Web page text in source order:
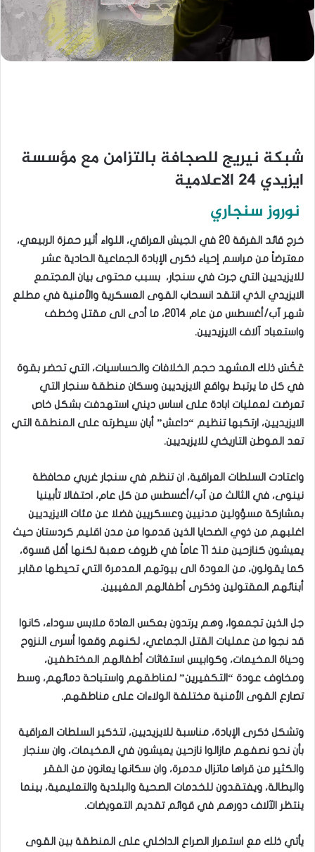
شبكة نيريج للصجافة بالتزامن مع مؤسسة
ايزيدي 24 الاعلامية
نوروز سنجاري
خرج قائد الفرقة 20 في الجيش العراقي، اللواء أثير حمزة الربيعي،
معترضاً من مراسم إحياء ذكرى الإبادة الجماعية الحادية عشر
للايزيديين التي جرت في سنجار، بسبب محتوى بيان المجتمع
الايزيدي الذي انتقد انسحاب القوى العسكرية والأمنية في مطلع
شهر آب/أغسطس من عام 2014، ما أدى الى مقتل وخطف
واستعباد آلاف الايزيديين.
عَكَسَ ذلك المشهد حجم الخلافات والحساسيات، التي تحضر بقوة
في كل ما يرتبط بواقع الايزيديين وسكان منطقة سنجار التي
تعرضت لعمليات ابادة على اساس ديني استهدفت بشكل خاص
الايزيديين، ارتكبها تنظيم “داعش” أبان سيطرته على المنطقة التي
تعد الموطن التاريخي للايزيديين.
واعتادت السلطات العراقية، ان تنظم في سنجار غربي محافظة
نينوى، في الثالث من آب/أغسطس من كل عام، احتفالا تأبينيا
بمشاركة مسؤولين مدنيين وعسكريين فضلا عن مئات الايزيديين
اغلبهم من ذوي الضحايا الذين قدموا من مدن اقليم كردستان حيث
يعيشون كنازحين منذ 11 عاماً في ظروف صعبة لكنها أقل قسوة،
كما يقولون، من العودة الى بيوتهم المدمرة التي تحيطها مقابر
أبنائهم المقتولين وذكرى أطفالهم المغيبين.
جل الذين تجمعوا، وهم يرتدون بعكس العادة ملابس سوداء، كانوا
قد نجوا من عمليات القتل الجماعي، لكنهم وقعوا أسرى النزوح
وحياة المخيمات، وكوابيس استغاثات أطفالهم المختطفين،
ومخاوف عودة “التكفيرين” لمناطقهم واستباحة دمائهم، وسط
تصارع القوى الأمنية مختلفة الولاءات على مناطقهم.
وتشكل ذكرى الإبادة، مناسبة للايزيديين، لتذكير السلطات العراقية
بأن نحو نصفهم مازالوا نازحين يعيشون في المخيمات، وان سنجار
والكثير من قراها ماتزال مدمرة، وان سكانها يعانون من الفقر
والبطالة، ويفتقدون للخدمات الصحية والبلدية والتعليمية، بينما
ينتظر الآلاف دورهم في قوائم تقديم التعويضات.
يأتي ذلك مع استمرار الصراع الداخلي على المنطقة بين القوى